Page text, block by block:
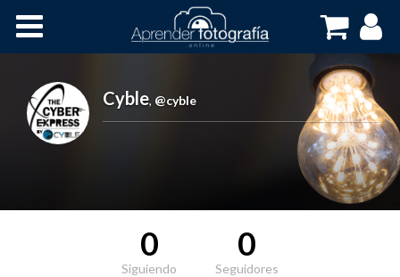
Cursos OnLine
Cyble, @cyble
0
Siguiendo
0
Seguidores